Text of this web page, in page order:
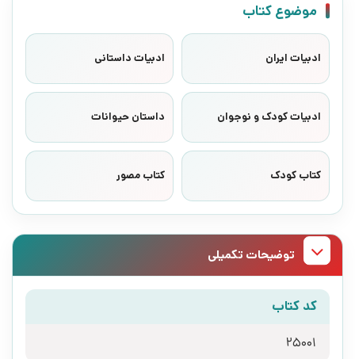
موضوع کتاب
ادبیات ایران ادبیات داستانی
ادبیات کودک و نوجوان داستان حیوانات
کتاب کودک کتاب مصور
توضیحات تکمیلی
کد کتاب
25001